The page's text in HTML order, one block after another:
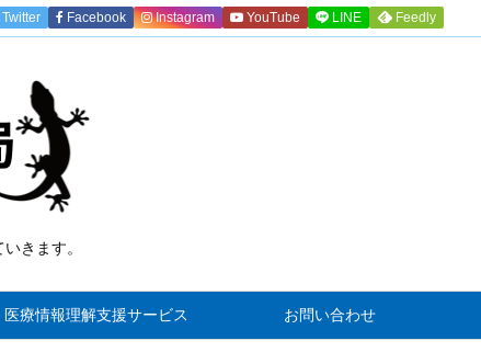
きます。
医療情報理解支援サービス お問い合わせ
Twitter Facebook Instagram YouTube LINE Feedly